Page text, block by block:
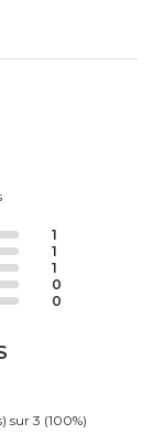
0
0
1
1
1
sur 3 (100%)